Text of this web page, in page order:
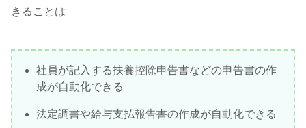
きることは
社員が記入する扶養控除申告書などの申告書の作
成が自動化できる
法定調書や給与支払報告書の作成が自動化できる